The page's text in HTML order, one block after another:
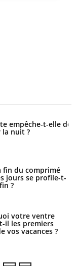
empêche-t-elle de
nuit ?
fin du comprimé
jours se profile-t-
?
votre ventre
il les premiers
vos vacances ?